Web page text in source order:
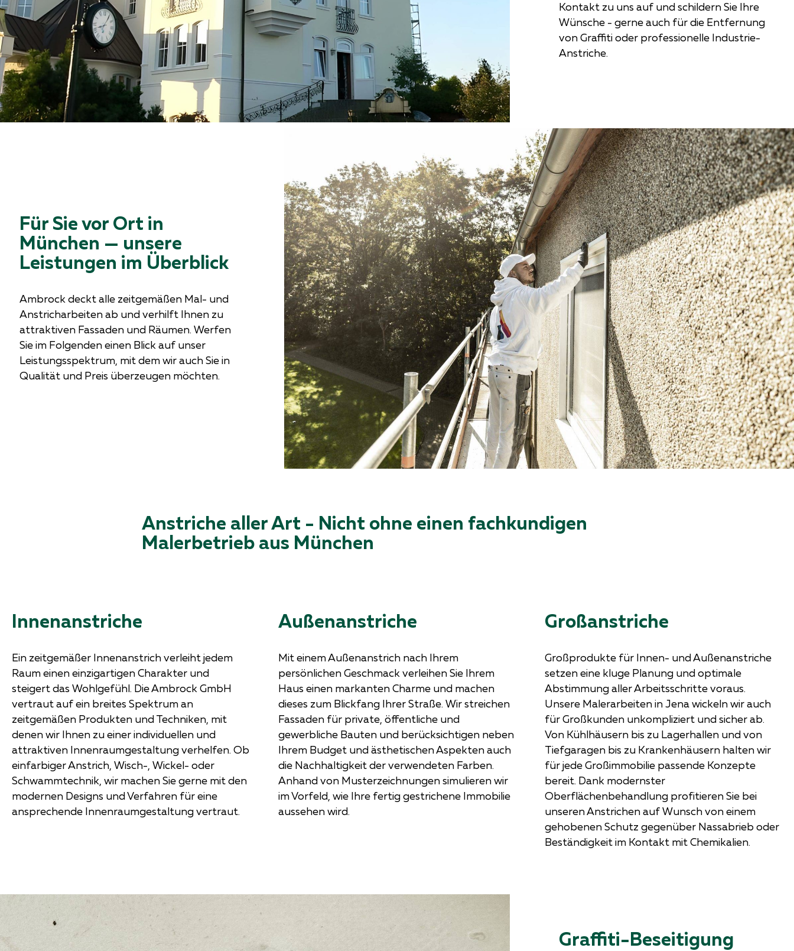
Kontakt zu uns auf und schildern Sie Ihre
Wünsche - gerne auch für die Entfernung
von Graffiti oder professionelle Industrie-
Anstriche.
Für Sie vor Ort in
München — unsere
Leistungen im Überblick
Ambrock deckt alle zeitgemäßen Mal- und
Anstricharbeiten ab und verhilft Ihnen zu
attraktiven Fassaden und Räumen. Werfen
Sie im Folgenden einen Blick auf unser
Leistungsspektrum, mit dem wir auch Sie in
Qualität und Preis überzeugen möchten.
Anstriche aller Art - Nicht ohne einen fachkundigen
Malerbetrieb aus München
Innenanstriche
Ein zeitgemäßer Innenanstrich verleiht jedem
Raum einen einzigartigen Charakter und
steigert das Wohlgefühl. Die Ambrock GmbH
vertraut auf ein breites Spektrum an
zeitgemäßen Produkten und Techniken, mit
denen wir Ihnen zu einer individuellen und
attraktiven Innenraumgestaltung verhelfen. Ob
einfarbiger Anstrich, Wisch-, Wickel- oder
Schwammtechnik, wir machen Sie gerne mit den
modernen Designs und Verfahren für eine
ansprechende Innenraumgestaltung vertraut.
Außenanstriche
Mit einem Außenanstrich nach Ihrem
persönlichen Geschmack verleihen Sie Ihrem
Haus einen markanten Charme und machen
dieses zum Blickfang Ihrer Straße. Wir streichen
Fassaden für private, öffentliche und
gewerbliche Bauten und berücksichtigen neben
Ihrem Budget und ästhetischen Aspekten auch
die Nachhaltigkeit der verwendeten Farben.
Anhand von Musterzeichnungen simulieren wir
im Vorfeld, wie Ihre fertig gestrichene Immobilie
aussehen wird.
Großanstriche
Großprodukte für Innen- und Außenanstriche
setzen eine kluge Planung und optimale
Abstimmung aller Arbeitsschritte voraus.
Unsere Malerarbeiten in Jena wickeln wir auch
für Großkunden unkompliziert und sicher ab.
Von Kühlhäusern bis zu Lagerhallen und von
Tiefgaragen bis zu Krankenhäusern halten wir
für jede Großimmobilie passende Konzepte
bereit. Dank modernster
Oberflächenbehandlung profitieren Sie bei
unseren Anstrichen auf Wunsch von einem
gehobenen Schutz gegenüber Nassabrieb oder
Beständigkeit im Kontakt mit Chemikalien.
Graffiti-Beseitigung